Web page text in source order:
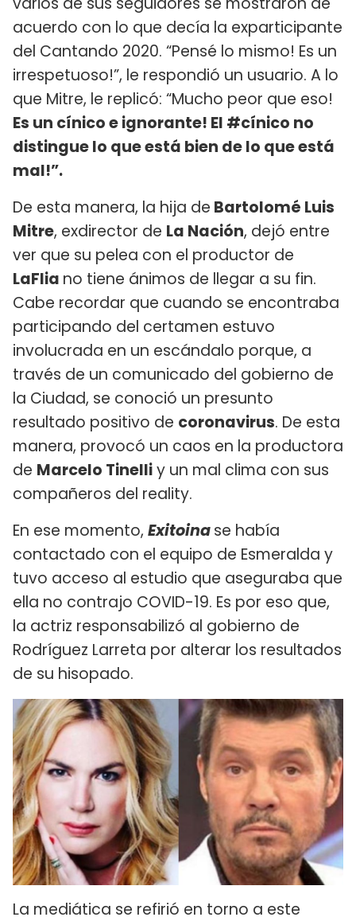
acuerdo con lo que decía la exparticipante
del Cantando 2020. “Pensé lo mismo! Es un
irrespetuoso!”, le respondió un usuario. A lo
que Mitre, le replicó: “Mucho peor que eso!
Es un cínico e ignorante! El #cínico no
distingue lo que está bien de lo que está
mal!”.
De esta manera, la hija de Bartolomé Luis
Mitre, exdirector de La Nación, dejó entre
ver que su pelea con el productor de
LaFlia no tiene ánimos de llegar a su fin.
Cabe recordar que cuando se encontraba
participando del certamen estuvo
involucrada en un escándalo porque, a
través de un comunicado del gobierno de
la Ciudad, se conoció un presunto
resultado positivo de coronavirus. De esta
manera, provocó un caos en la productora
de Marcelo Tinelliy un mal clima con sus
compañeros del reality.
En ese momento, Exitoinase había
contactado con el equipo de Esmeralda y
tuvo acceso al estudio que aseguraba que
ella no contrajo COVID-19. Es por eso que,
la actriz responsabilizó al gobierno de
Rodríguez Larreta por alterar los resultados
de su hisopado.
La mediática se refirió en torno a este